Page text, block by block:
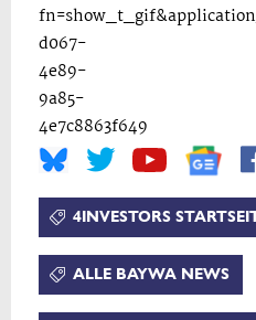
4INVESTORS
ALLE BAYWA NEWS